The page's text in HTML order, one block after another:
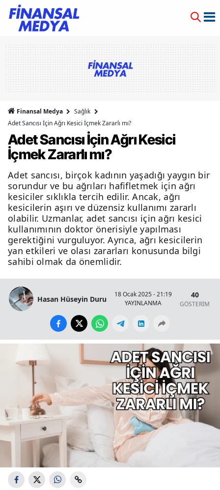
Finansal Medya
Sağlık
Adet Sancısı İçin Ağrı Kesici İçmek Zararlı mı?
Adet Sancısı İçin Ağrı Kesici
İçmek Zararlı mı?
Adet sancısı, birçok kadının yaşadığı yaygın bir
sorundur ve bu ağrıları hafifletmek için ağrı
kesiciler sıklıkla tercih edilir. Ancak, ağrı
kesicilerin aşırı ve düzensiz kullanımı zararlı
olabilir. Uzmanlar, adet sancısı için ağrı kesici
kullanımının doktor önerisiyle yapılması
gerektiğini vurguluyor. Ayrıca, ağrı kesicilerin
yan etkileri ve olası zararları konusunda bilgi
sahibi olmak da önemlidir.
Hasan Hüseyin Duru
18 Ocak 2025 - 21:19
YAYINLANMA
40
GÖSTERİM